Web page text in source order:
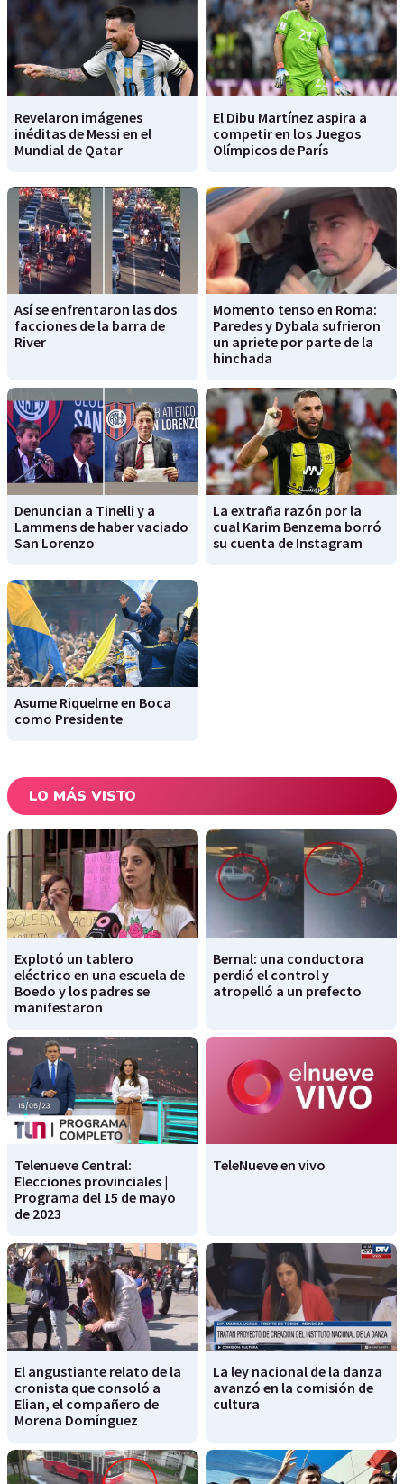
Revelaron imágenes
inéditas de Messi en el
Mundial de Qatar
El Dibu Martínez aspira a
competir en los Juegos
Olímpicos de París
Así se enfrentaron las dos
facciones de la barra de
River
Momento tenso en Roma:
Paredes y Dybala sufrieron
un apriete por parte de la
hinchada
Denuncian a Tinelli y a
Lammens de haber vaciado
San Lorenzo
La extraña razón por la
cual Karim Benzema borró
su cuenta de Instagram
Asume Riquelme en Boca
como Presidente
LO MÁS VISTO
Explotó un tablero
eléctrico en una escuela de
Boedo y los padres se
manifestaron
Bernal: una conductora
perdió el control y
atropelló a un prefecto
Telenueve Central:
Elecciones provinciales |
Programa del 15 de mayo
de 2023
TeleNueve en vivo
El angustiante relato de la
cronista que consoló a
Elian, el compañero de
Morena Domínguez
La ley nacional de la danza
avanzó en la comisión de
cultura